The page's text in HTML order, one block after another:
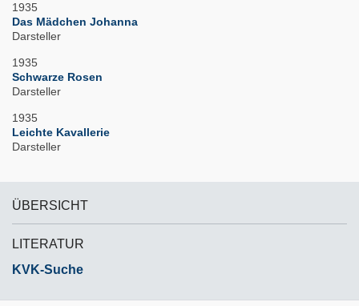
1935
Das Mädchen Johanna
Darsteller
1935
Schwarze Rosen
Darsteller
1935
Leichte Kavallerie
Darsteller
ÜBERSICHT
LITERATUR
KVK-Suche